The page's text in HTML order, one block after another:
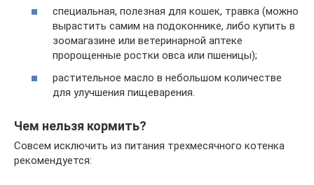
специальная, полезная для кошек, травка (можно
вырастить самим на подоконнике, либо купить в
зоомагазине или ветеринарной аптеке
пророщенные ростки овса или пшеницы);
растительное масло в небольшом количестве
для улучшения пищеварения.
Чем нельзя кормить?
Совсем исключить из питания трехмесячного котенка
рекомендуется: